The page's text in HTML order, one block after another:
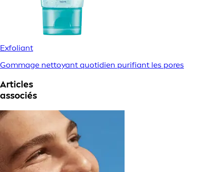
Exfoliant
Gommage nettoyant quotidien purifiant les pores
Articles
associés